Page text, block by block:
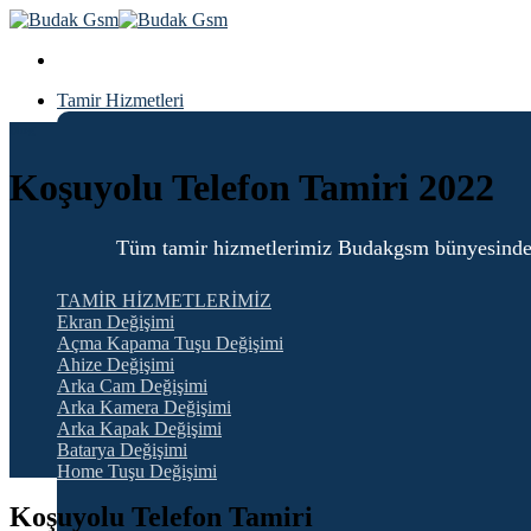
Skip
content
Tamir Hizmetleri
Tüm tamir hizmetlerimiz Budakgsm bünyesinde
TAMİR HİZMETLERİMİZ
Ekran Değişimi
Açma Kapama Tuşu Değişimi
Ahize Değişimi
Arka Cam Değişimi
Arka Kamera Değişimi
Arka Kapak Değişimi
Batarya Değişimi
Home Tuşu Değişimi
Koşuyolu Telefon Tamiri 2022
Koşuyolu Telefon Tamiri